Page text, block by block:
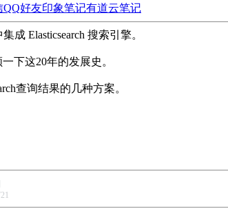
QQ好友印象笔记有道云笔记
成 Elasticsearch 搜索引擎。
下这20年的发展史。
查询结果的几种方案。